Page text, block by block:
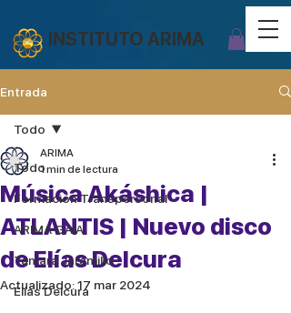
INSTITUTO ARIMA
Entrada
Todo
Formación Transpersonal
ARIMA GAIA
Tamara Jaramillo
Elías Delcura
Todo
Música Akáshica |
ATLANTIS | Nuevo disco
de Elías Delcura
ARIMA
1 min de lectura
Actualizado:17 mar 2024